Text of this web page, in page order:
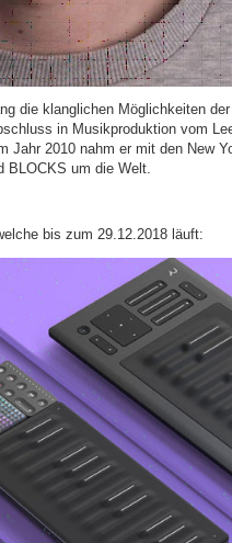
die klanglichen Möglichkeiten
in Musikproduktion vom
2010 nahm er mit den New
BLOCKS um die Welt.
bis zum 29.12.2018 läuft: